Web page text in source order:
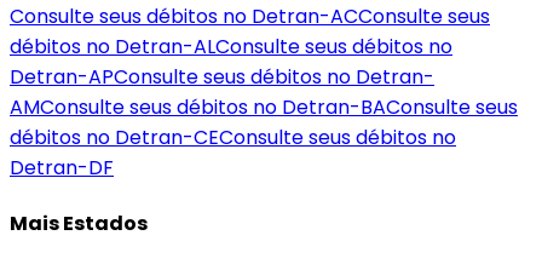
Consulte seus débitos no Detran-ACConsulte seus
débitos no Detran-ALConsulte seus débitos no
Detran-APConsulte seus débitos no Detran-
AMConsulte seus débitos no Detran-BAConsulte seus
débitos no Detran-CEConsulte seus débitos no
Detran-DF
Mais Estados